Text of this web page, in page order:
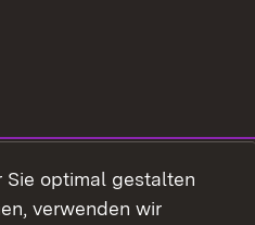
Sie optimal gestalten
verwenden wir